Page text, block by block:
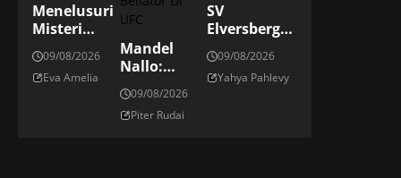
Menelusuri
Misteri
Angka Unik
Jarak Lari
Maraton
09/08/2026
Eva Amelia
Mandel
Nallo:
“Mango”,
Mantan
Bintang
09/08/2026
Piter Rudai
SV
Elversberg
Promosi Ke
Bundesliga
Jerman
09/08/2026
Yahya Pahlevy